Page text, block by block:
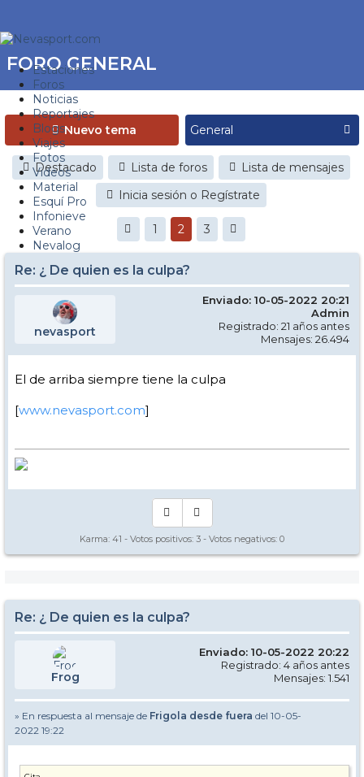
Estaciones
Foros
Noticias
Reportajes
Blogs
Viajes
Fotos
Videos
Material
Esquí Pro
Infonieve
Verano
Nevalog
FORO GENERAL
Nuevo tema
Destacado Lista de foros
Lista de mensajes
Inicia sesión o Regístrate
1 2 3
Re: ¿ De quien es la culpa?
nevasport
Enviado: 10-05-2022 20:21
Admin
Registrado: 21 años antes
Mensajes: 26.494
El de arriba siempre tiene la culpa
[www.nevasport.com]
Karma: 41 - Votos positivos: 3 - Votos negativos: 0
Re: ¿ De quien es la culpa?
Frog
Enviado: 10-05-2022 20:22
Registrado: 4 años antes
Mensajes: 1.541
» En respuesta al mensaje de Frigola desde fuera del 10-05-
2022 19:22